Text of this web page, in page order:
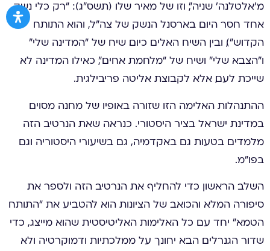
מ’אלטלנה’ שניה״, וזו של מאיר שלו (תשס״ג): “רק כלי נשק
אחד חסר היום בארסנל הנשק של צה”ל, והוא התותח
הקדוש”), ובין השיח האלים כיום. שיח של “המדינה שלי”
ו”הצבא שלי” ושיח של “מלחמת אחים”, כאילו המדינה לא
שייכת לעם, אלא לקבוצת אליטה פריבילגית.
ההתנהלות האלימה הזו שזורה באופיו של מחנה מסוים
במדינת ישראל בציר היסטורי. כנראה שאת הנרטיב הזה
מלמדים בטעות גם באקדמיה, גם בשיעורי היסטוריה וגם
בפו”מ.
השלב הראשון כדי להחליף את הנרטיב הזה ולספר את
סיפורה המלא והכואב של הציונות הוא להטביע את “התותח
הטמא” יחד עם כל האלימות האליטיסטית שהוא מייצג, כדי
שדור הגנרלים הבא יחונך על ממלכתיות ודמוקרטיה ולא